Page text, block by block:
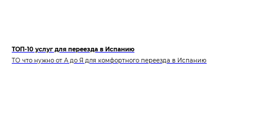
ТОП-10 услуг для переезда в Испанию
ТО что нужно от А до Я для комфортного переезда в Испанию